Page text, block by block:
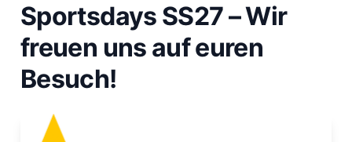
Sportsdays SS27 – Wir
freuen uns auf euren
Besuch!